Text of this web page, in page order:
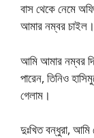
বাস থেকে নেমে
আমার নম্বর চাইল।
আমি আমার নম্বর
পারেন, তিনিও
গেলাম।
দুঃখিত বন্ধুরা, আমি